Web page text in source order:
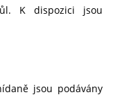
K dispozici jsou
jsou podávány